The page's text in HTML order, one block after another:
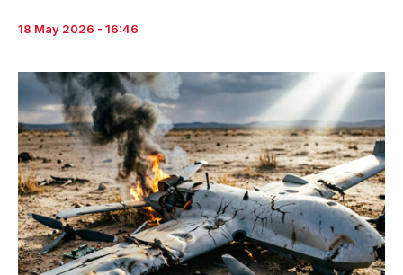
18 May 2026 - 16:46